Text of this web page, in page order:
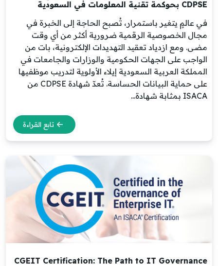
CDPSE بحوكمة تقنية المعلومات في السعودية
في عالمٍ يتغير باستمرار، تُصبح الحاجة إلى الخبرة في
مجال الخصوصية الرقمية ضرورية أكثر من أي وقت
مضى. ومع ازدياد تعقيد التهديدات الإلكترونية، بات من
الواجب على الجهات الحكومية والوزارات والجامعات في
المملكة العربية السعودية إيلاء الأولوية لتدريب موظفيها
على حماية البيانات الحساسة. تُعدّ شهادة CDPSE من
ISACA بمثابة شهادة...
تابع القراءة
CGEIT Certification: The Path to IT Governance